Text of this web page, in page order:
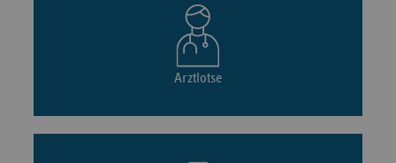
Arztlotse